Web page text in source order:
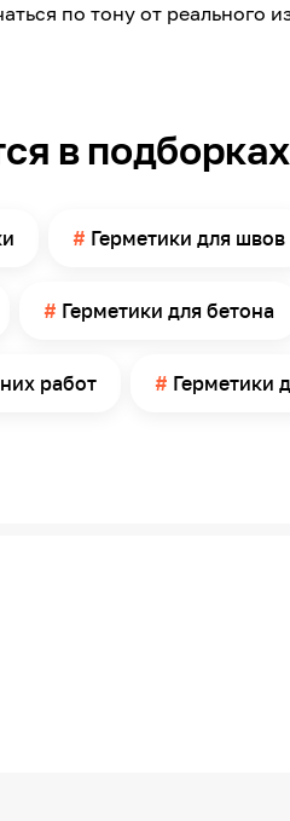
Стена,
по тону от реального
в подборках
Герметики для швов
Герметики для бетона
работ Герметики